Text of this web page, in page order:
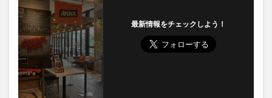
最新情報をチェックしよう！